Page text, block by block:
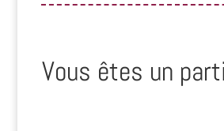
Vous êtes un